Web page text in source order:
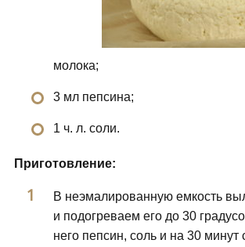
молока;
3 мл пепсина;
1 ч. л. соли.
Приготовление:
В неэмалированную емкость
и подогреваем его до 30
него пепсин, соль и на 30 минут